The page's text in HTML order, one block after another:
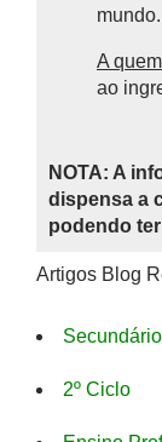
mundo.
A
ao
NOTA: A
dispensa a
podendo
Artigos Blog
2º Ciclo